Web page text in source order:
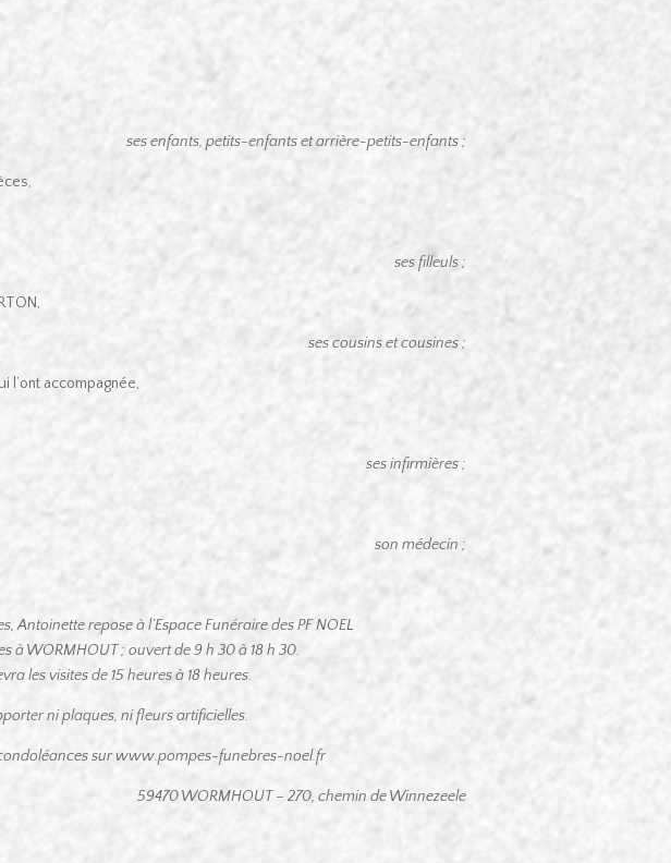
ses enfants, petits-enfants et arrière-petits-enfants ;
ses filleuls ;
ses cousins et cousines ;
l’ont accompagnée,
ses infirmières ;
son médecin ;
Antoinette repose à l’Espace Funéraire des PF NOEL
à WORMHOUT ; ouvert de 9 h 30 à 18 h 30.
les visites de 15 heures à 18 heures.
ni plaques, ni fleurs artificielles.
sur www.pompes-funebres-noel.fr
59470 WORMHOUT – 270, chemin de Winnezeele